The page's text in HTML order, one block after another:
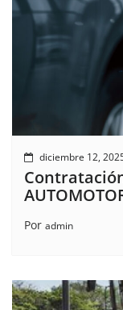
diciembre 12,
Contratación
Por admin